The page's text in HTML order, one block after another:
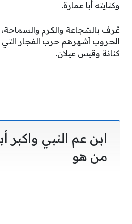
وكنايته أبا عمارة.
عُرف بالشجاعة والكرم
الحروب أشهرهم حرب الفجار
كنانة وقيس عيلان.
ابن عم النبي واكبر
من هو